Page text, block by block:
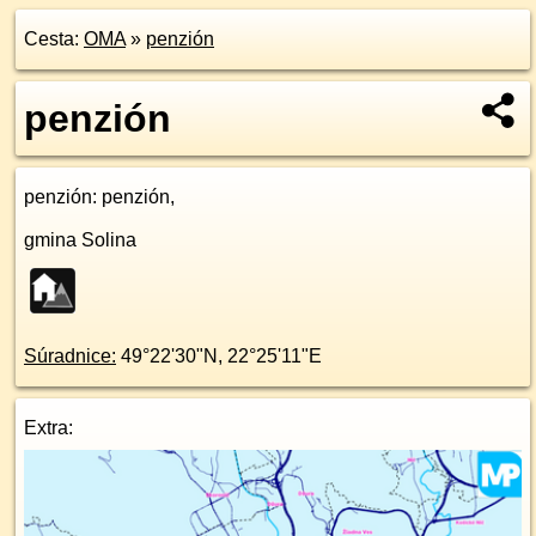
Cesta: OMA» penzión
penzión
penzión: penzión,
gmina Solina
Súradnice: 49°22'30"N , 22°25'11"E
Extra: